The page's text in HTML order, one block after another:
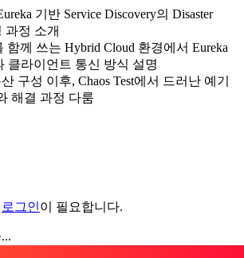
기반 Service Discovery의 Disaster
과정 소개
함께 쓰는 Hybrid Cloud 환경에서 Eureka
클라이언트 통신 방식 설명
구성 이후, Chaos Test에서 드러난 예기
해결 과정 다룸
로그인이 필요합니다.